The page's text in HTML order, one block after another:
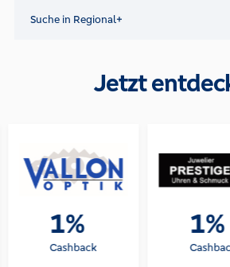
Suche in Regional+
Jetzt
1%
Cashback
1%